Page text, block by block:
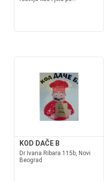
KOD DAČE B
Dr Ivana Ribara 115b, Novi
Beograd